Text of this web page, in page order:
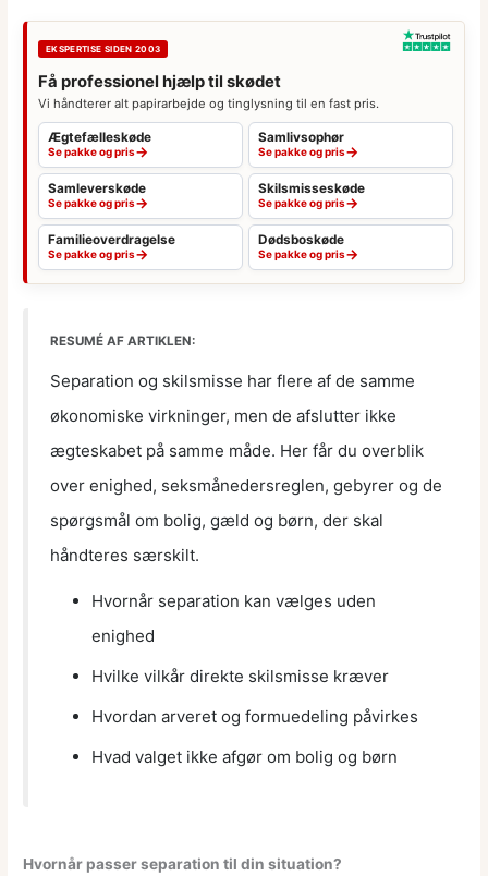
EKSPERTISE SIDEN 2003
Få professionel hjælp til skødet
Vi håndterer alt papirarbejde og tinglysning til en fast pris.
Ægtefælleskøde
Se pakke og pris→
Samlivsophør
Se pakke og pris→
Samleverskøde
Se pakke og pris→
Skilsmisseskøde
Se pakke og pris→
Familieoverdragelse
Se pakke og pris→
Dødsboskøde
Se pakke og pris→
RESUMÉ AF ARTIKLEN:
Separation og skilsmisse har flere af de samme
økonomiske virkninger, men de afslutter ikke
ægteskabet på samme måde. Her får du overblik
over enighed, seksmånedersreglen, gebyrer og de
spørgsmål om bolig, gæld og børn, der skal
håndteres særskilt.
Hvornår separation kan vælges uden
enighed
Hvilke vilkår direkte skilsmisse kræver
Hvordan arveret og formuedeling påvirkes
Hvad valget ikke afgør om bolig og børn
Hvornår passer separation til din situation?